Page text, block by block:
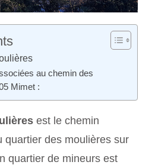
au chemin des
Mimet :
est le chemin
quartier des moulières sur
quartier de mineurs est